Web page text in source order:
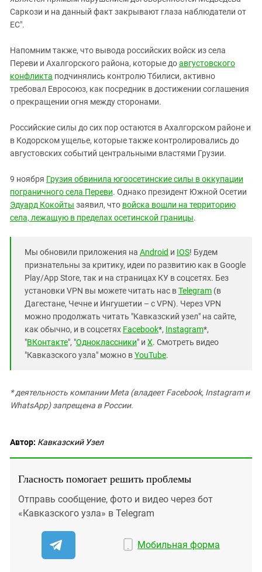
Саркози и на данный факт закрывают глаза наблюдатели от
ЕС".
Напомним также, что вывода российских войск из села
Переви и Ахалгорского района, которые доавгустовского
конфликта подчинялись контролю Тбилиси, активно
требовал Евросоюз, как посредник в достижении соглашения
о прекращении огня между сторонами.
Российские силы до сих пор остаются в Ахалгорском районе и
в Кодорском ущелье, которые также контролировались до
августовских событий центральными властями Грузии.
9 ноября Грузия обвинила югоосетинские силы в оккупации
пограничного села Переви. Однако президент Южной Осетии
Эдуард Кокойты заявил, что войска вошли на территорию
села, лежащую в пределах осетинской границы.
Мы обновили приложения на Android и IOS! Будем
признательны за критику, идеи по развитию как в Google
Play/App Store, так и на страницах КУ в соцсетях. Без
установки VPN вы можете читать нас вTelegram (в
Дагестане, Чечне и Ингушетии – с VPN). Через VPN
можно продолжать читать "Кавказский узел" на сайте,
как обычно, и в соцсетях Facebook*, Instagram*,
"ВКонтакте", "Одноклассники" и X. Смотреть видео
"Кавказского узла" можно вYouTube.
* деятельность компании Meta (владеет Facebook, Instagram и
WhatsApp) запрещена в России.
Автор: Кавказский Узел
Гласность помогает решить проблемы
Отправь сообщение, фото и видео через бот
«Кавказского узла» в Telegram
Мобильная форма